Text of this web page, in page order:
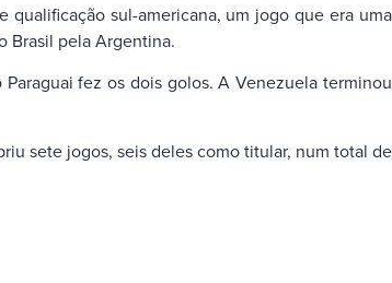
sul-americana, um jogo que era uma
Brasil pela Argentina.
fez os dois golos. A Venezuela terminou
sete jogos, seis deles como titular, num total de